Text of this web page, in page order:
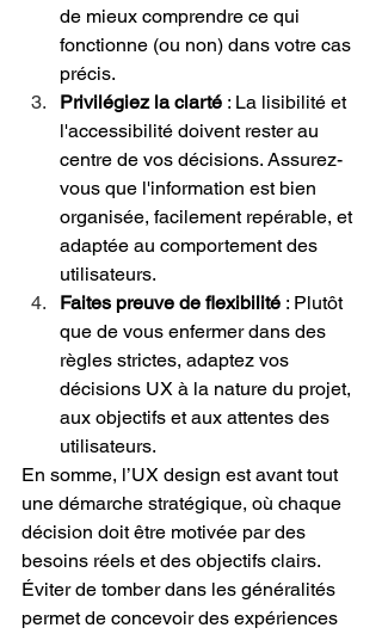
de mieux comprendre ce qui
fonctionne (ou non) dans votre cas
précis.
Privilégiez la clarté : La lisibilité et
l'accessibilité doivent rester au
centre de vos décisions. Assurez-
vous que l'information est bien
organisée, facilement repérable, et
adaptée au comportement des
utilisateurs.
Faites preuve de flexibilité : Plutôt
que de vous enfermer dans des
règles strictes, adaptez vos
décisions UX à la nature du projet,
aux objectifs et aux attentes des
utilisateurs.
En somme, l’UX design est avant tout
une démarche stratégique, où chaque
décision doit être motivée par des
besoins réels et des objectifs clairs.
Éviter de tomber dans les généralités
permet de concevoir des expériences